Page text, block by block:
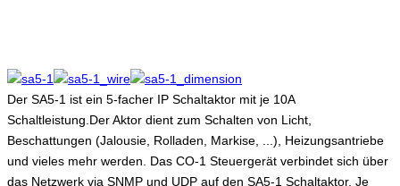
Der SA5-1 ist ein 5-facher IP Schaltaktor mit je 10A
Schaltleistung.Der Aktor dient zum Schalten von Licht,
Beschattungen (Jalousie, Rolladen, Markise, ...), Heizungsantriebe
und vieles mehr werden. Das CO-1 Steuergerät verbindet sich über
das Netzwerk via SNMP und UDP auf den SA5-1 Schaltaktor. Je